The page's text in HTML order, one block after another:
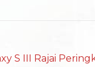
S III Rajai